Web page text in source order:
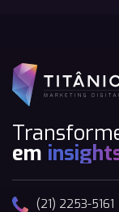
em
(21) 2253-5161